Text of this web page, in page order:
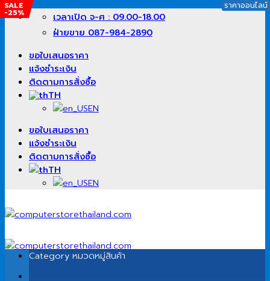
ข้าม
เนื้อหา
เวลาเปิด จ-ศ : 09.00-18.00
ฝ่ายขาย 087-984-2890
ขอใบเสนอราคา
แจ้งชำระเงิน
ติดตามการสั่งซื้อ
TH
EN
ขอใบเสนอราคา
แจ้งชำระเงิน
ติดตามการสั่งซื้อ
TH
EN
Category หมวดหมู่สินค้า
ราคาออนไลน์
SALE
-25%